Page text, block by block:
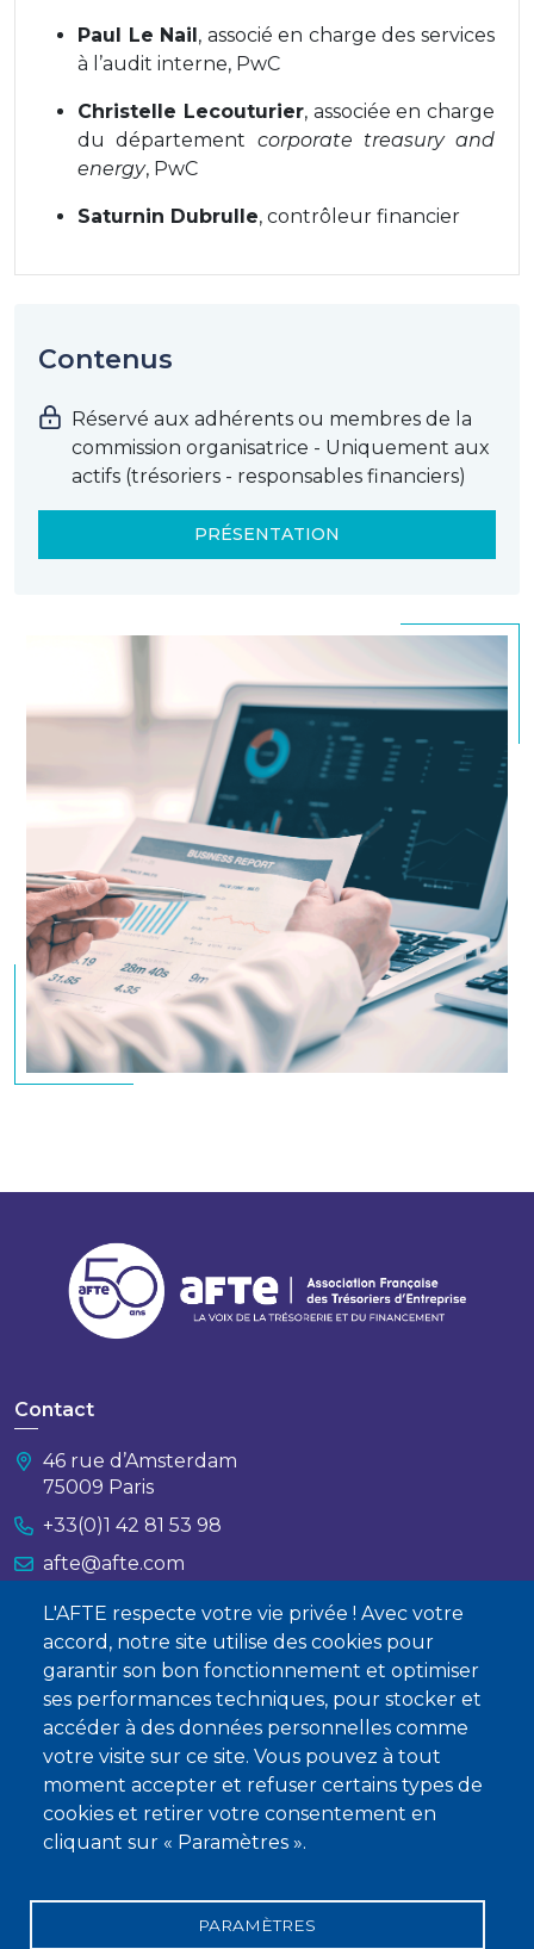
L'AFTE respecte votre vie privée ! Avec votre
accord, notre site utilise des cookies pour
garantir son bon fonctionnement et optimiser
ses performances techniques, pour stocker et
accéder à des données personnelles comme
votre visite sur ce site. Vous pouvez à tout
moment accepter et refuser certains types de
cookies et retirer votre consentement en
cliquant sur « Paramètres ».
PARAMÈTRES
Paul Le Nail, associé en charge des services
à l’audit interne, PwC
Christelle Lecouturier, associée en charge
du département corporate treasury and
energy, PwC
Saturnin Dubrulle, contrôleur financier
Contenus
Réservé aux adhérents ou membres de la
commission organisatrice - Uniquement aux
actifs (trésoriers - responsables financiers)
PRÉSENTATION
Contact
46 rue d’Amsterdam
75009 Paris
+33(0)1 42 81 53 98
afte@afte.com
Nous contacter
À propos
Qui sommes-nous ?
Devenir membre